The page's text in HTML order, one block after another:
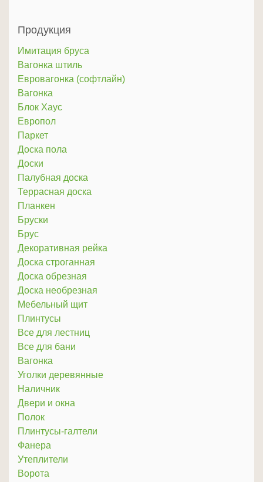
Продукция
Имитация бруса
Вагонка штиль
Евровагонка (софтлайн)
Вагонка
Блок Хаус
Европол
Паркет
Доска пола
Доски
Палубная доска
Террасная доска
Планкен
Бруски
Брус
Декоративная рейка
Доска строганная
Доска обрезная
Доска необрезная
Мебельный щит
Плинтусы
Все для лестниц
Все для бани
Вагонка
Уголки деревянные
Наличник
Двери и окна
Полок
Плинтусы-галтели
Фанера
Утеплители
Ворота